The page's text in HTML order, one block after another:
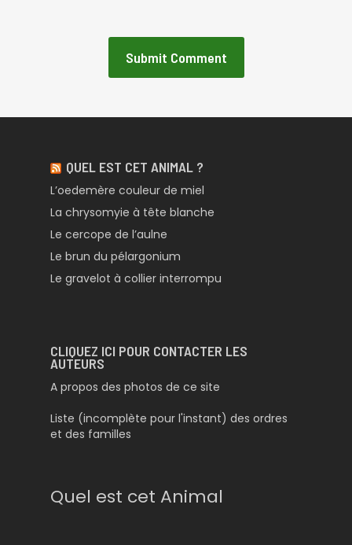
QUEL EST CET ANIMAL ?
L’oedemère couleur de miel
La chrysomyie à tête blanche
Le cercope de l’aulne
Le brun du pélargonium
Le gravelot à collier interrompu
CLIQUEZ ICI POUR CONTACTER LES
AUTEURS
A propos des photos de ce site
Liste (incomplète pour l'instant) des ordres
et des familles
Quel est cet Animal